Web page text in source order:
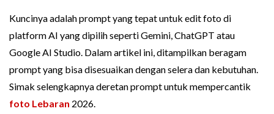
Kuncinya adalah prompt yang tepat untuk edit foto di
platform AI yang dipilih seperti Gemini, ChatGPT atau
Google AI Studio. Dalam artikel ini, ditampilkan beragam
prompt yang bisa disesuaikan dengan selera dan kebutuhan.
Simak selengkapnya deretan prompt untuk mempercantik
foto Lebaran 2026.